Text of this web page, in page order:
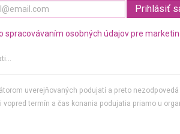
spracovávaním osobných údajov pre
uverejňovaných podujatí a preto
termín a čas konania podujatia priamo u